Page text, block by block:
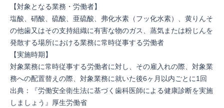
【対象となる業務・労働者】
塩酸、硝酸、硫酸、亜硫酸、弗化水素（フッ化水素）、⻩りんそ
の他⻭⼜はその支持組織に有害な物のガス、蒸気または粉じんを
発散する場所における業務に常時従事する労働者
【実施時期】
対象業務に常時従事する労働者に対し、その雇入れの際、対象業
務への配置替えの際、対象業務に就いた後6ヶ月以内ごとに1回
出典：『労働安全衛生法に基づく⻭科医師による健康診断を実施
しましょう 』厚生労働省